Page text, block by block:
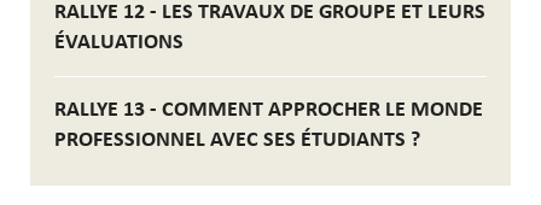
RALLYE 12 - LES TRAVAUX DE GROUPE ET LEURS
ÉVALUATIONS
RALLYE 13 - COMMENT APPROCHER LE MONDE
PROFESSIONNEL AVEC SES ÉTUDIANTS ?